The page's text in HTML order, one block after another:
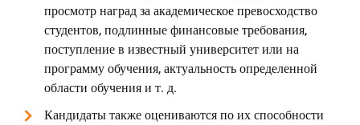
просмотр наград за академическое превосходство
студентов, подлинные финансовые требования,
поступление в известный университет или на
программу обучения, актуальность определенной
области обучения и т. д.
Кандидаты также оцениваются по их способности